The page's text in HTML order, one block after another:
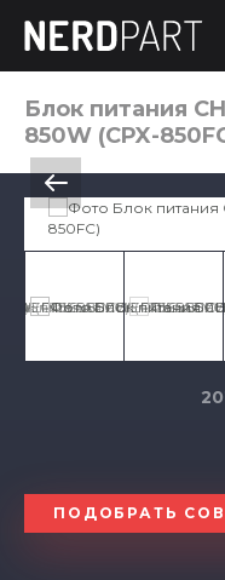
Блок питания
850W (CPX-
ПОДОБРАТЬ